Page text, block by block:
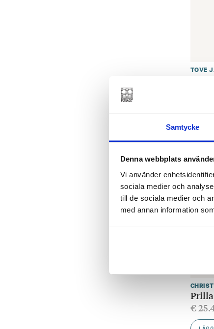
Samtycke
Denna webbplats
Vi använder
sociala medier och
till de sociala medier och
med annan information
TOVE
€